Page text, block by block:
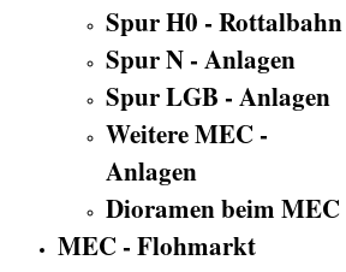
Spur H0 - Rottalbahn
Spur N - Anlagen
Spur LGB - Anlagen
Weitere MEC -
Anlagen
Dioramen beim MEC
MEC - Flohmarkt